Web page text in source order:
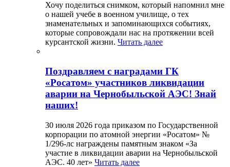
Хочу поделиться снимком, который напомнил мне
о нашей учебе в военном училище, о тех
знаменательных и запоминающихся событиях,
которые сопровождали нас на протяжении всей
курсантской жизни. Читать далее
Поздравляем с наградами ГК
«Росатом» участников ликвидации
аварии на Чернобыльской АЭС! Знай
наших!
30 июля 2026 года приказом по Государственной
корпорации по атомной энергии «Росатом» №
1/296-лс награждены памятным знаком «За
участие в ликвидации аварии на Чернобыльской
АЭС. 40 лет» Читать далее